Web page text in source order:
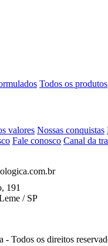
Todos os produtos
valores Nossas conquistas
Fale conosco Canal da
191
/ SP
- Todos os direitos